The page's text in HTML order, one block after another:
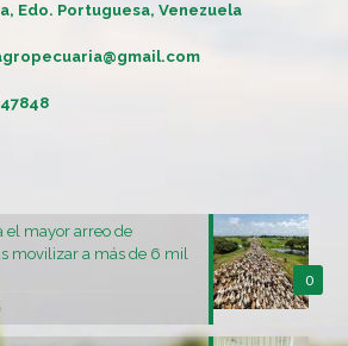
Edo. Portuguesa, Venezuela
0
el mayor arreo de
movilizar a más de 6 mil